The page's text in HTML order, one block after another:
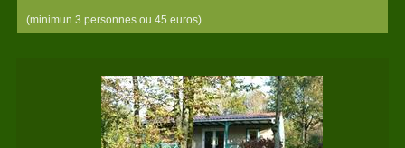
(minimun 3 personnes ou 45 euros)